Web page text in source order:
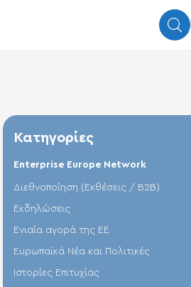
Κατηγορίες
Enterprise Europe Network
Διεθνοποίηση (Εκθέσεις / Β2Β)
Εκδηλώσεις
Ενιαία αγορά της ΕΕ
Ευρωπαϊκά Νέα και Πολιτικές
Ιστορίες Επιτυχίας